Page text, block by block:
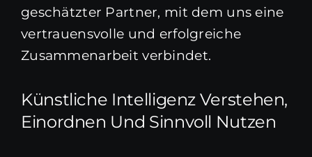
geschätzter Partner, mit dem uns eine
vertrauensvolle und erfolgreiche
Zusammenarbeit verbindet.
Künstliche Intelligenz Verstehen,
Einordnen Und Sinnvoll Nutzen